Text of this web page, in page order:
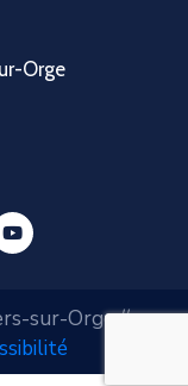
Orge
sur-Orge //